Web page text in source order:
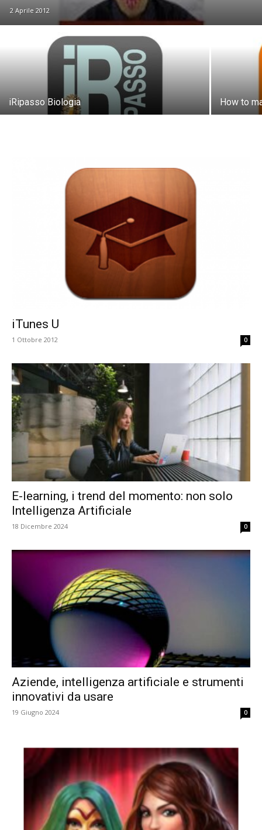
2 Aprile 2012
iRipasso Biologia How to
iTunes U
1 Ottobre 2012 0
E-learning, i trend del momento: non solo
Intelligenza Artificiale
18 Dicembre 2024 0
Aziende, intelligenza artificiale e strumenti
innovativi da usare
19 Giugno 2024 0